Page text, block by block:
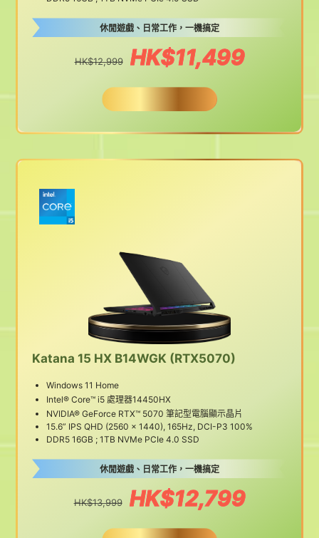
休閒遊戲、日常工作，一機搞定
HK$12,999 HK$11,499
Katana 15 HX B14WGK (RTX5070)
Windows 11 Home
Intel® Core™ i5 處理器14450HX
NVIDIA® GeForce RTX™ 5070 筆記型電腦顯示晶片
15.6” IPS QHD (2560 x 1440), 165Hz, DCI-P3 100%
DDR5 16GB ; 1TB NVMe PCIe 4.0 SSD
休閒遊戲、日常工作，一機搞定
HK$13,999 HK$12,799